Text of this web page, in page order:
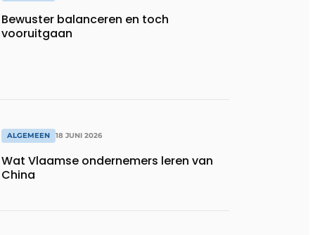
Bewuster balanceren en toch
vooruitgaan
ALGEMEEN 18 JUNI 2026
Wat Vlaamse ondernemers leren van
China